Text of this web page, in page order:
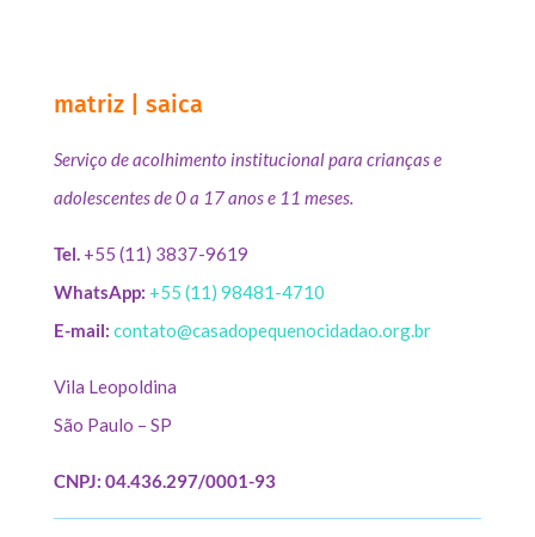
matriz | saica
Serviço de acolhimento institucional para crianças e
adolescentes de 0 a 17 anos e 11 meses.
Tel.+55 (11) 3837-9619
WhatsApp: +55 (11) 98481-4710
E-mail: contato@casadopequenocidadao.org.br
Vila Leopoldina
São Paulo – SP
CNPJ: 04.436.297/0001-93